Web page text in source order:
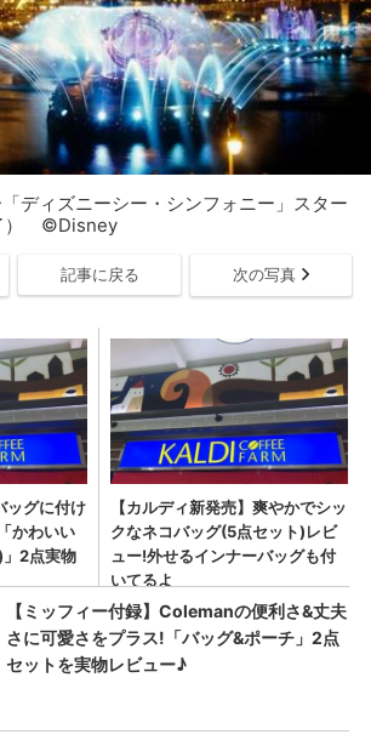
ディズニーシー・シンフォニー」スター
） ©Disney
記事に戻る 次の写真